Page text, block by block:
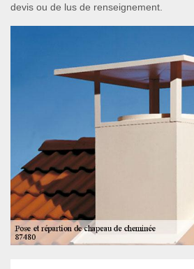
devis ou de lus de renseignement.